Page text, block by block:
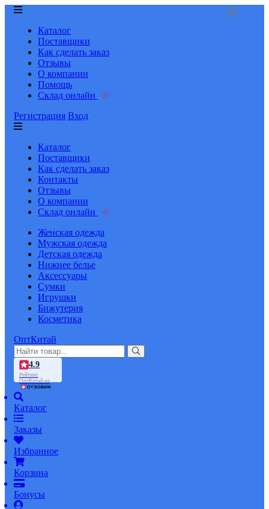
Каталог
Поставщики
Как сделать заказ
Отзывы
О компании
Помощь
Склад онлайн
Регистрация Вход
Каталог
Поставщики
Как сделать заказ
Контакты
Отзывы
О компании
Склад онлайн
Женская одежда
Мужская одежда
Детская одежда
Нижнее белье
Аксессуары
Сумки
Игрушки
Бижутерия
Косметика
ОптКитай
4.9
Рейтинг
ОптКитай на
Каталог
Заказы
Избранное
Корзина
Бонусы